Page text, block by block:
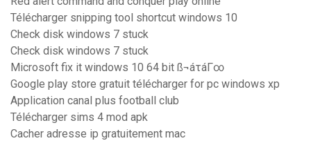
Télécharger snipping tool shortcut windows 10
Check disk windows 7 stuck
Check disk windows 7 stuck
Microsoft fix it windows 10 64 bit ß¬áτáΓ∞
Google play store gratuit télécharger for pc windows xp
Application canal plus football club
Télécharger sims 4 mod apk
Cacher adresse ip gratuitement mac